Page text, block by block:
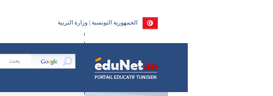
الجمهورية التونسية | وزارة التربية